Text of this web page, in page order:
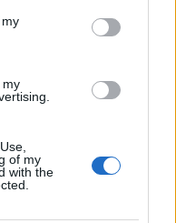
my
of my
with the
de partides
la campiona